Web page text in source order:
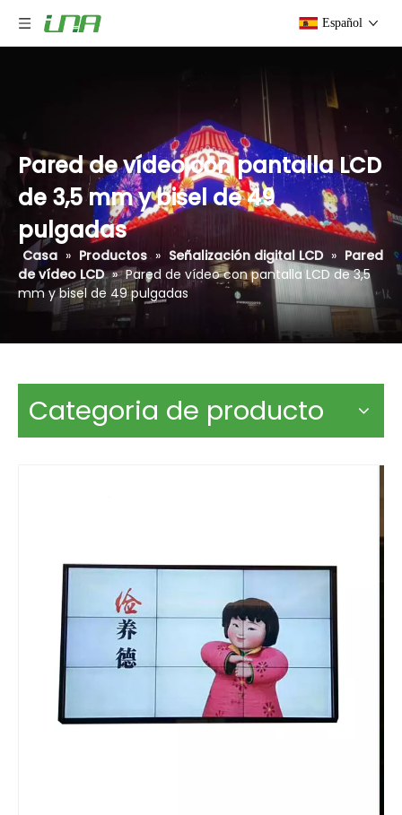
Español
Pared de vídeo con pantalla LCD
de 3,5 mm y bisel de 49
pulgadas
Casa » Productos » Señalización digital LCD » Pared
de vídeo LCD » Pared de vídeo con pantalla LCD de 3,5
mm y bisel de 49 pulgadas
Categoria de producto